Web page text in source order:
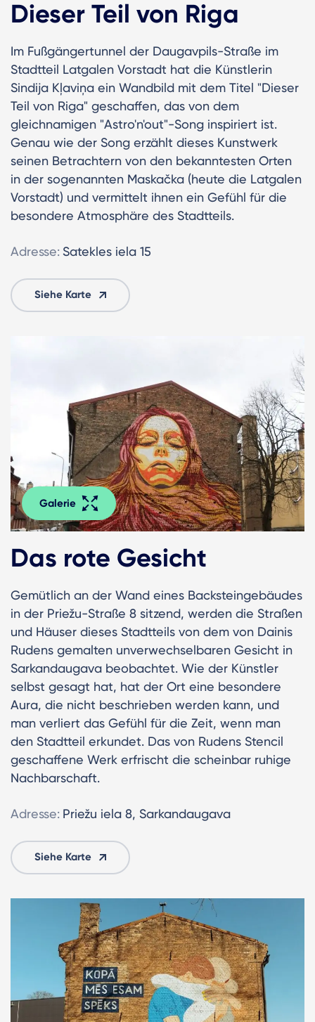
Dieser Teil von Riga
Im Fußgängertunnel der Daugavpils-Straße im
Stadtteil Latgalen Vorstadt hat die Künstlerin
Sindija Kļaviņa ein Wandbild mit dem Titel "Dieser
Teil von Riga" geschaffen, das von dem
gleichnamigen "Astro'n'out"-Song inspiriert ist.
Genau wie der Song erzählt dieses Kunstwerk
seinen Betrachtern von den bekanntesten Orten
in der sogenannten Maskačka (heute die Latgalen
Vorstadt) und vermittelt ihnen ein Gefühl für die
besondere Atmosphäre des Stadtteils.
Adresse: Satekles iela 15
Siehe Karte
Galerie
Das rote Gesicht
Gemütlich an der Wand eines Backsteingebäudes
in der Priežu-Straße 8 sitzend, werden die Straßen
und Häuser dieses Stadtteils von dem von Dainis
Rudens gemalten unverwechselbaren Gesicht in
Sarkandaugava beobachtet. Wie der Künstler
selbst gesagt hat, hat der Ort eine besondere
Aura, die nicht beschrieben werden kann, und
man verliert das Gefühl für die Zeit, wenn man
den Stadtteil erkundet. Das von Rudens Stencil
geschaffene Werk erfrischt die scheinbar ruhige
Nachbarschaft.
Adresse: Priežu iela 8, Sarkandaugava
Siehe Karte